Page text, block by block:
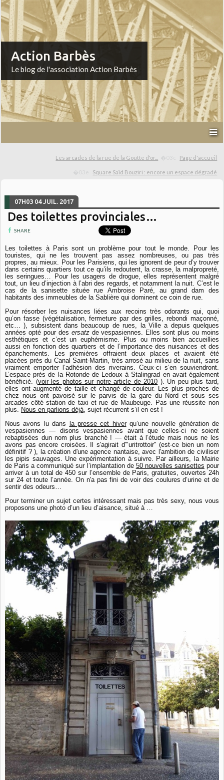
Action Barbès
Le blog de l'association Action Barbès
Les arcades de la rue de la Goutte d'or... Page d'accueil
Square Saïd Bouziri : encore un espace dégradé
07H03 04 JUIL. 2017
Des toilettes provinciales…
SHARE
Les toilettes à Paris sont un problème pour tout le monde. Pour les
touristes, qui ne les trouvent pas assez nombreuses, ou pas très
propres, au mieux. Pour les Parisiens, qui les ignorent de peur d’y trouver
dans certains quartiers tout ce qu’ils redoutent, la crasse, la malpropreté,
les seringues… Pour les usagers de drogue, elles représentent malgré
tout, un lieu d’injection à l’abri des regards, et notamment la nuit. C’est le
cas de la sanisette située rue Ambroise Paré, au grand dam des
habitants des immeubles de la Sablière qui dominent ce coin de rue.
Pour résorber les nuisances liées aux recoins très odorants qui, quoi
qu’on fasse (végétalisation, fermeture par des grilles, rebondi maçonné,
etc… ), subsistent dans beaucoup de rues, la Ville a depuis quelques
années opté pour des ersatz de vespasiennes. Elles sont plus ou moins
esthétiques et c’est un euphémisme. Plus ou moins bien accueillies
aussi en fonction des quartiers et de l’importance des nuisances et des
épanchements. Les premières offraient deux places et avaient été
placées près du Canal Saint-Martin, très arrosé au milieu de la nuit, sans
vraiment emporter l’adhésion des riverains. Ceux-ci s’en souviendront.
L’espace près de la Rotonde de Ledoux à Stalingrad en avait également
bénéficié. (voir les photos sur notre article de 2010 ). Un peu plus tard,
elles ont augmenté de taille et changé de couleur. Les plus proches de
chez nous ont pavoisé sur le parvis de la gare du Nord et sous ses
arcades côté station de taxi et rue de Maubeuge. Pas une réussite non
plus. Nous en parlions déjà, sujet récurrent s’il en est !
Nous avons lu dans
la presse cet hiverqu’une nouvelle génération de
vespasiennes — disons vespasiennes avant que celles-ci ne soient
rebaptisées dun nom plus branché ! — était à l’étude mais nous ne les
avons pas encore croisées. Il s'agirait d'"uritrottoir" (est-ce bien un nom
définitif ? ), la création d'une agence nantaise, avec l'ambition de civiliser
les pipis sauvages. Une expérimentation à suivre. Par ailleurs, la Mairie
de Paris a communiqué sur l’implantation de 50 nouvelles sanisettes pour
arriver à un total de 450 sur l’ensemble de Paris, gratuites, ouvertes 24h
sur 24 et toute l’année. On n'a pas fini de voir des coulures d’urine et de
sentir des odeurs…
Pour terminer un sujet certes intéressant mais pas très sexy, nous vous
proposons une photo d’un lieu d’aisance, situé à …